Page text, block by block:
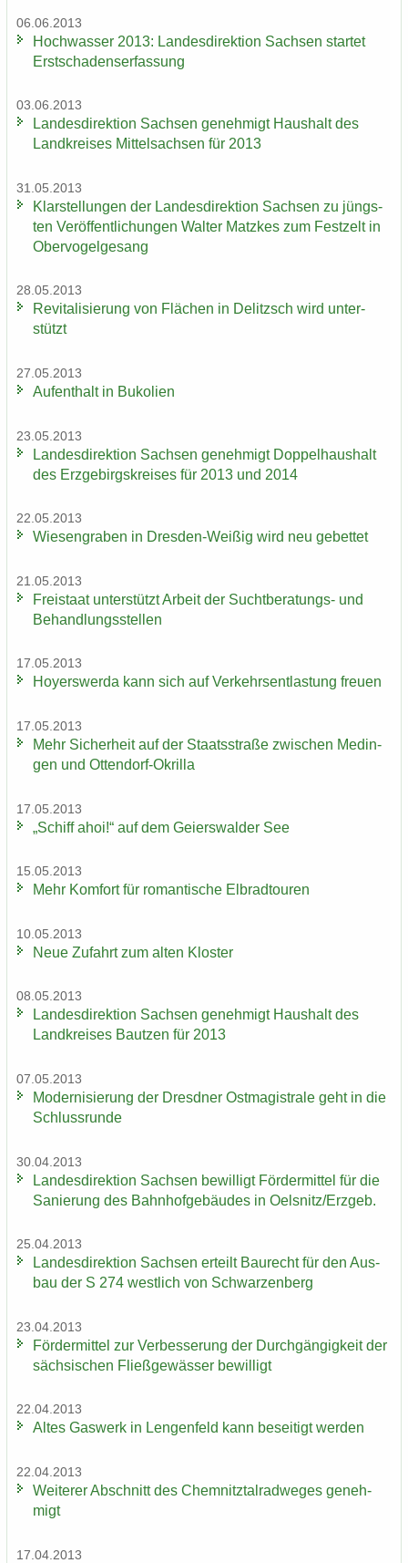
06.06.2013
Hoch­was­ser 2013: Lan­des­di­rek­ti­on Sach­sen star­tet
Erst­scha­dens­er­fas­sung
03.06.2013
Lan­des­di­rek­ti­on Sach­sen ge­neh­migt Haus­halt des
Land­krei­ses Mit­tel­sach­sen für 2013
31.05.2013
Klar­stel­lun­gen der Lan­des­di­rek­ti­on Sach­sen zu jüngs­
ten Ver­öf­fent­li­chun­gen Wal­ter Matz­kes zum Fest­zelt in
Ober­vo­gel­ge­sang
28.05.2013
Re­vi­ta­li­sie­rung von Flä­chen in De­litzsch wird un­ter­
stützt
27.05.2013
Auf­ent­halt in Bu­ko­li­en
23.05.2013
Lan­des­di­rek­ti­on Sach­sen ge­neh­migt Dop­pel­haus­halt
des Erz­ge­birgs­krei­ses für 2013 und 2014
22.05.2013
Wie­sen­gra­ben in Dresden-​Weißig wird neu ge­bet­tet
21.05.2013
Frei­staat un­ter­stützt Ar­beit der Suchtberatungs-​ und
Be­hand­lungs­stel­len
17.05.2013
Ho­yers­wer­da kann sich auf Ver­kehrs­ent­las­tung freu­en
17.05.2013
Mehr Si­cher­heit auf der Staats­stra­ße zwi­schen Me­din­
gen und Ottendorf-​Okrilla
17.05.2013
„Schiff ahoi!“ auf dem Gei­ers­wal­der See
15.05.2013
Mehr Kom­fort für ro­man­ti­sche El­brad­tou­ren
10.05.2013
Neue Zu­fahrt zum alten Klos­ter
08.05.2013
Lan­des­di­rek­ti­on Sach­sen ge­neh­migt Haus­halt des
Land­krei­ses Baut­zen für 2013
07.05.2013
Mo­der­ni­sie­rung der Dresd­ner Ost­ma­gis­tra­le geht in die
Schluss­run­de
30.04.2013
Lan­des­di­rek­ti­on Sach­sen be­wil­ligt För­der­mit­tel für die
Sa­nie­rung des Bahn­hof­ge­bäu­des in Oels­nitz/Erz­geb.
25.04.2013
Lan­des­di­rek­ti­on Sach­sen er­teilt Bau­recht für den Aus­
bau der S 274 west­lich von Schwar­zen­berg
23.04.2013
För­der­mit­tel zur Ver­bes­se­rung der Durch­gän­gig­keit der
säch­si­schen Fließ­ge­wäs­ser be­wil­ligt
22.04.2013
Altes Gas­werk in Len­gen­feld kann be­sei­tigt wer­den
22.04.2013
Wei­te­rer Ab­schnitt des Chem­nitz­tal­rad­we­ges ge­neh­
migt
17.04.2013